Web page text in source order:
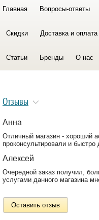
Главная Вопросы-ответы
Скидки Доставка и оплата
Статьи Бренды О нас
Отзывы
Анна
Отличный магазин - хороший
проконсультировали и быстро
Алексей
Очередной заказ получил,
услугами данного магазина
Оставить отзыв